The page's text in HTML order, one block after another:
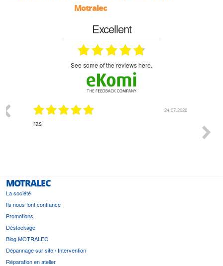
Motralec
Excellent
see some of the reviews here.
24.07.2026
ras
MOTRALEC
La société
Ils nous font confiance
Promotions
Déstockage
Blog MOTRALEC
Dépannage sur site / Intervention
Réparation en atelier